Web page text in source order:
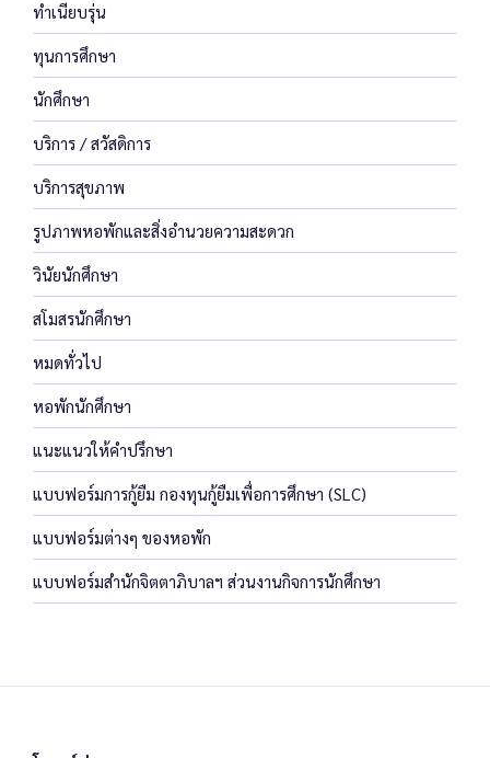
ทำเนียบรุ่น
ทุนการศึกษา
นักศึกษา
บริการ / สวัสดิการ
บริการสุขภาพ
รูปภาพหอพักและสิ่งอำนวยความสะดวก
วินัยนักศึกษา
สโมสรนักศึกษา
หมดทั่วไป
หอพักนักศึกษา
แนะแนวให้คำปรึกษา
แบบฟอร์มการกู้ยืม กองทุนกู้ยืมเพื่อการศึกษา (SLC)
แบบฟอร์มต่างๆ ของหอพัก
แบบฟอร์มสำนักจิตตาภิบาลฯ ส่วนงานกิจการนักศึกษา